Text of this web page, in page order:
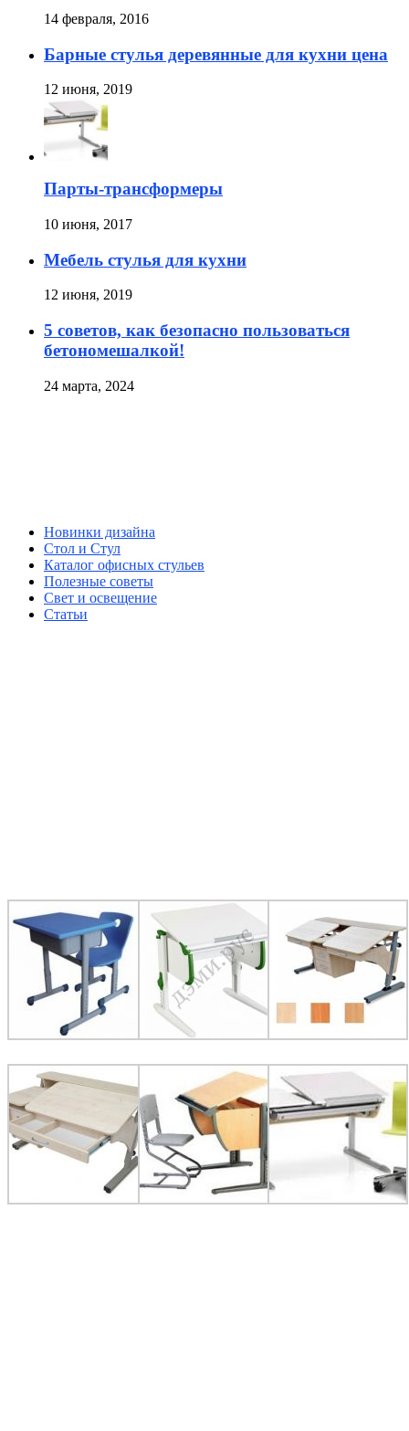
14 февраля, 2016
Барные стулья деревянные для кухни цена
12 июня, 2019
Парты-трансформеры
10 июня, 2017
Мебель стулья для кухни
12 июня, 2019
5 советов, как безопасно пользоваться
бетономешалкой!
24 марта, 2024
Новинки дизайна
Стол и Стул
Каталог офисных стульев
Полезные советы
Свет и освещение
Статьи